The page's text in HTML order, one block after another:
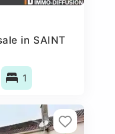
in SAINT
1